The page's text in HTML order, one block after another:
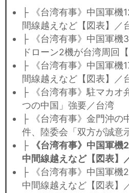
├ 《台湾有事》中国軍機
間線越えなど【図表】／
├ 《台湾有事》中国軍機
ドローン2機が台湾周回
├ 《台湾有事》中国軍機
間線越えなど【図表】／
├ 《台湾有事》駐マカオ
つの中国」強要／台湾
├ 《台湾有事》金門沖の
件、陸委会「双方が誠意
├
《台湾有事》中国軍
中間線越えなど【図表】
├ 《台湾有事》中国軍機
中間線越えなど【図表】